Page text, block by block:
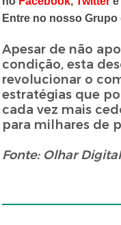
Entre no nosso
Apesar de não
condição, esta
revolucionar o
estratégias que
cada vez mais
para milhares de
Fonte: Olhar Digital